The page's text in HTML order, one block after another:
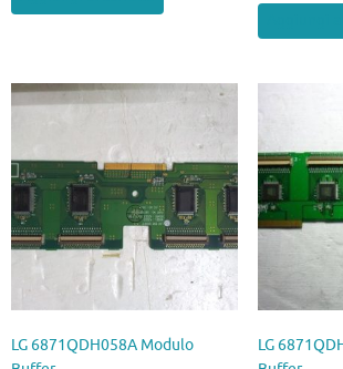
LG 6871QDH058A Modulo
LG